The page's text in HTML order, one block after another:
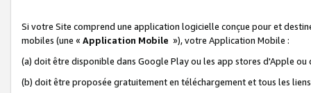
Si votre Site comprend une application logicielle conçue pour et
mobiles (une « Application Mobile »), votre Application Mobile :
(a) doit être disponible dans Google Play ou les app stores d'Apple ou
(b) doit être proposée gratuitement en téléchargement et tous les